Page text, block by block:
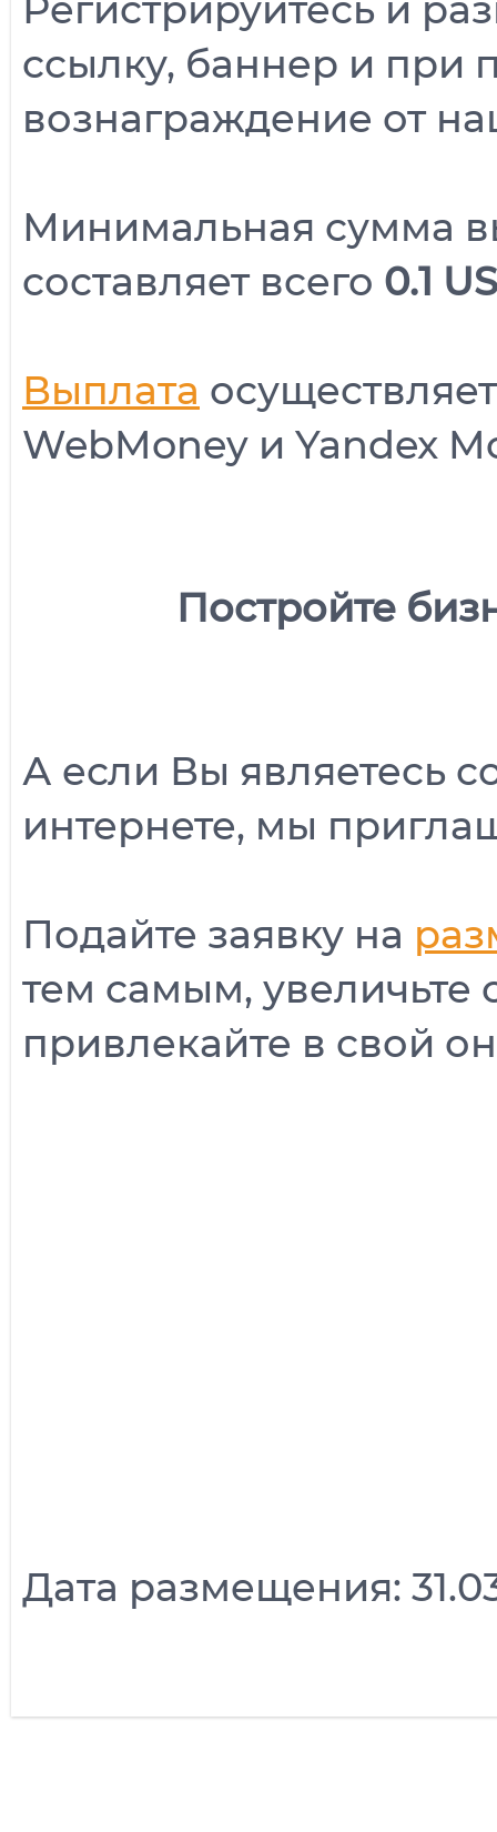
Регистрируйтесь и
ссылку, баннер и при
вознаграждение от
Минимальная сумма
составляет всего 0.1
Выплата
WebMoney и Yandex
Постройте
А если Вы являетесь
интернете, мы
Подайте заявку на
тем самым,
привлекайте в свой
Дата размещения: